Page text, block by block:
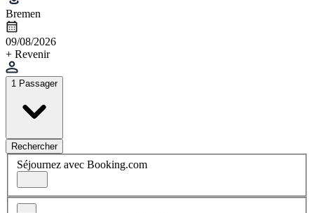
Bremen
09/08/2026
+ Revenir
1 Passager
Rechercher
Séjournez avec Booking.com